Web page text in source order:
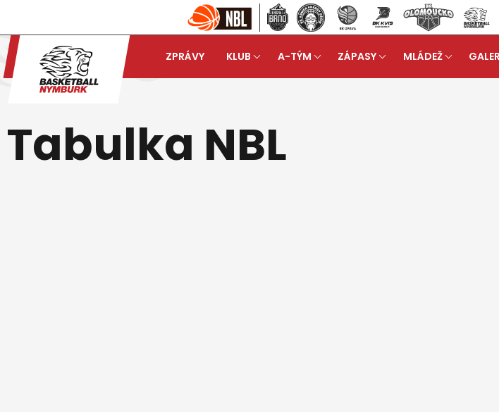
ZPRÁVY KLUB A-TÝM ZÁPASY MLÁDEŽ
Tabulka NBL